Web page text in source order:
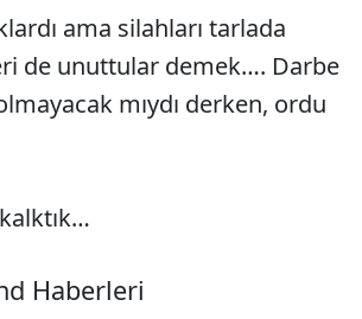
ama silahları tarlada
de unuttular demek…. Darbe
mıydı derken, ordu
Haberleri